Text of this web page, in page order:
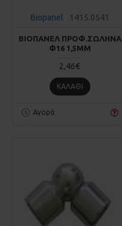
Biopanel 1415.0541
ΒΙΟΠΑΝΕΛ ΠΡΟΦ.ΣΩΛΗΝΑ
Φ16 1,5MM
2,46€
ΚΑΛΆΘΙ
Αγορά